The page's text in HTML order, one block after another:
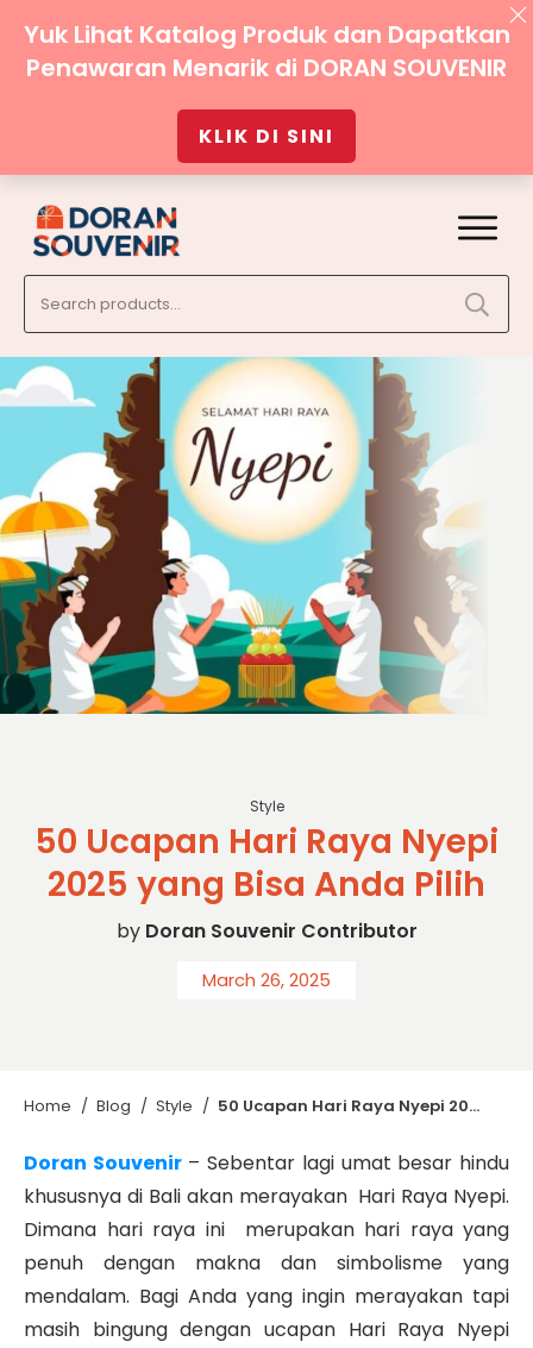
for:
Style
50 Ucapan Hari Raya Nyepi
2025 yang Bisa Anda Pilih
by Doran Souvenir Contributor
March 26, 2025
Home / Blog / Style / 50 Ucapan Hari Raya Nyepi 2025 yang Bisa Anda Pilih
Doran Souvenir–Sebentar lagi umat besar hindu
khususnya di Bali akan merayakan Hari Raya Nyepi.
Dimana hari raya ini merupakan hari raya yang
penuh dengan makna dan simbolisme yang
mendalam. Bagi Anda yang ingin merayakan tapi
masih bingung dengan ucapan Hari Raya Nyepi
Yuk Lihat Katalog Produk dan Dapatkan
Penawaran Menarik di DORAN SOUVENIR
KLIK DI SINI